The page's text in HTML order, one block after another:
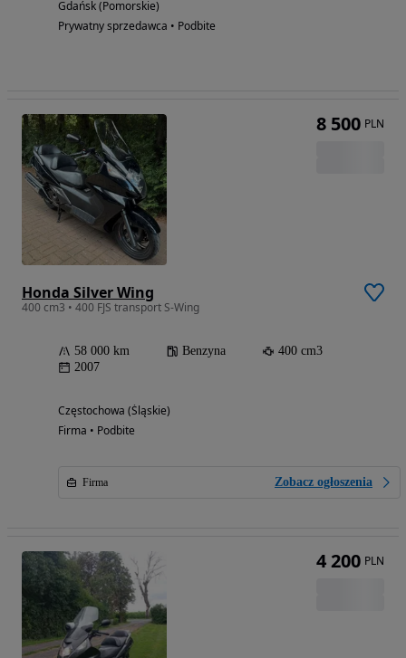
Gdańsk (Pomorskie)
Prywatny sprzedawca • Podbite
Honda Silver Wing
400 cm3 • 400 FJS transport S-Wing
58 000 km Benzyna
400 cm3
2007
Częstochowa (Śląskie)
Firma • Podbite
Firma Zobacz ogłoszenia
8 500 PLN
4 200 PLN